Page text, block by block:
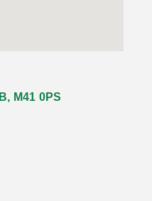
M41 0PS